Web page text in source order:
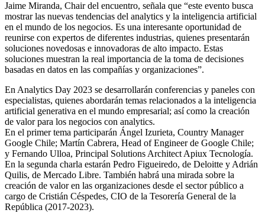
Jaime Miranda, Chair del encuentro, señala que “este evento busca
mostrar las nuevas tendencias del analytics y la inteligencia artificial
en el mundo de los negocios. Es una interesante oportunidad de
reunirse con expertos de diferentes industrias, quienes presentarán
soluciones novedosas e innovadoras de alto impacto. Estas
soluciones muestran la real importancia de la toma de decisiones
basadas en datos en las compañías y organizaciones”.
En Analytics Day 2023 se desarrollarán conferencias y paneles con
especialistas, quienes abordarán temas relacionados a la inteligencia
artificial generativa en el mundo empresarial; así como la creación
de valor para los negocios con analytics.
En el primer tema participarán Ángel Izurieta, Country Manager
Google Chile; Martín Cabrera, Head of Engineer de Google Chile;
y Fernando Ulloa, Principal Solutions Architect Apiux Tecnología.
En la segunda charla estarán Pedro Figueiredo, de Deloitte y Adrián
Quilis, de Mercado Libre. También habrá una mirada sobre la
creación de valor en las organizaciones desde el sector público a
cargo de Cristián Céspedes, CIO de la Tesorería General de la
República (2017-2023).